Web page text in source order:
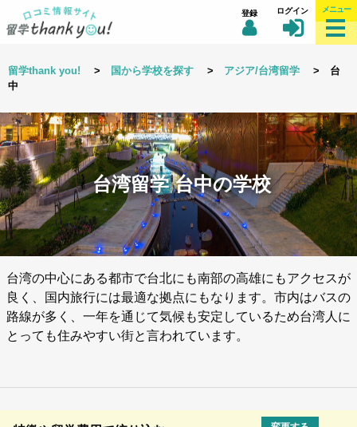
登録 ログイン メニュー
留学thank you! > 国から学校を探す > アジア/台湾留学 > 台
中
台湾留学 台中の学校
台湾の中心にある都市で台北にも南部の高雄にもアクセスが
良く、国内旅行には最適な拠点にもなります。市内はバスの
路線が多く、一年を通じて気候も安定しているため台湾人に
とっても住みやすい街と言われています。